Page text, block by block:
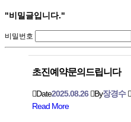
"비밀글입니다."
비밀번호
초진예약문의드립니다
Date2025.08.26 By장경수
Read More